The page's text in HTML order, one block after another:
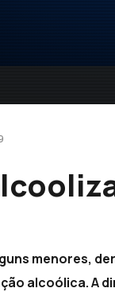
menores,
alcoólica. A